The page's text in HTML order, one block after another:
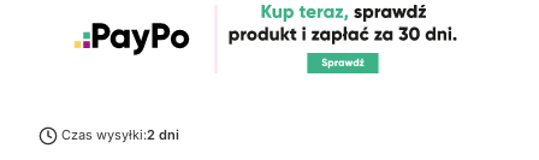
Czas wysyłki:2 dni